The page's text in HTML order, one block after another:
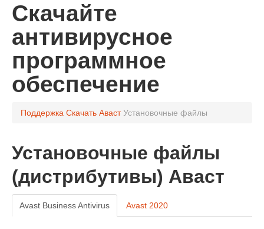
Скачайте
антивирусное
программное
обеспечение
Поддержка Скачать Аваст Установочные файлы
Установочные файлы
(дистрибутивы) Аваст
Avast Business Antivirus Avast 2020